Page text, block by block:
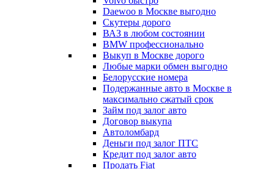
Daewoo в Москве выгодно
Скутеры дорого
ВАЗ в любом состоянии
BMW профессионально
Выкуп в Москве дорого
Любые марки обмен выгодно
Белорусские номера
Подержанные авто в Москве в
максимально сжатый срок
Займ под залог авто
Договор выкупа
Автоломбард
Деньги под залог ПТС
Кредит под залог авто
Продать Fiat